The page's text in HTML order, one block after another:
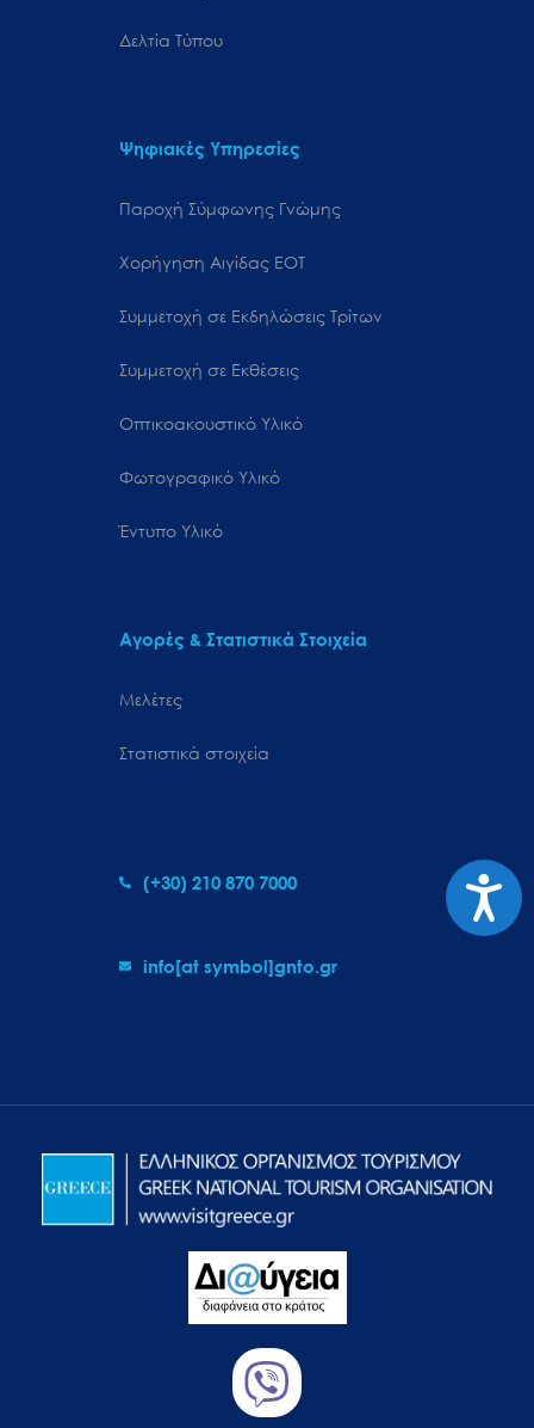
Δελτία Τύπου
Ψηφιακές Υπηρεσίες
Παροχή Σύμφωνης Γνώμης
Χορήγηση Αιγίδας ΕΟΤ
Συμμετοχή σε Εκδηλώσεις Τρίτων
Συμμετοχή σε Εκθέσεις
Οπτικοακουστικό Υλικό
Φωτογραφικό Υλικό
Έντυπο Υλικό
Αγορές & Στατιστικά Στοιχεία
Μελέτες
Στατιστικά στοιχεία
(+30) 210 870 7000
info[at symbol]gnto.gr